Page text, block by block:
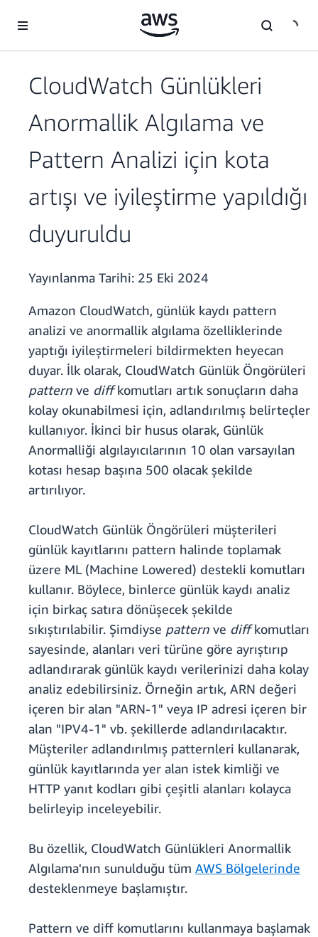
CloudWatch Günlükleri
Anormallik Algılama ve
Pattern Analizi için kota
artışı ve iyileştirme yapıldığı
duyuruldu
Yayınlanma Tarihi: 25 Eki 2024
Amazon CloudWatch, günlük kaydı pattern
analizi ve anormallik algılama özelliklerinde
yaptığı iyileştirmeleri bildirmekten heyecan
duyar. İlk olarak, CloudWatch Günlük Öngörüleri
pattern ve diffkomutları artık sonuçların daha
kolay okunabilmesi için, adlandırılmış belirteçler
kullanıyor. İkinci bir husus olarak, Günlük
Anormalliği algılayıcılarının 10 olan varsayılan
kotası hesap başına 500 olacak şekilde
artırılıyor.
CloudWatch Günlük Öngörüleri müşterileri
günlük kayıtlarını pattern halinde toplamak
üzere ML (Machine Lowered) destekli komutları
kullanır. Böylece, binlerce günlük kaydı analiz
için birkaç satıra dönüşecek şekilde
sıkıştırılabilir. Şimdiyse pattern ve diffkomutları
sayesinde, alanları veri türüne göre ayrıştırıp
adlandırarak günlük kaydı verilerinizi daha kolay
analiz edebilirsiniz. Örneğin artık, ARN değeri
içeren bir alan "ARN-1" veya IP adresi içeren bir
alan "IPV4-1" vb. şekillerde adlandırılacaktır.
Müşteriler adlandırılmış patternleri kullanarak,
günlük kayıtlarında yer alan istek kimliği ve
HTTP yanıt kodları gibi çeşitli alanları kolayca
belirleyip inceleyebilir.
Bu özellik, CloudWatch Günlükleri Anormallik
Algılama'nın sunulduğu tüm AWS Bölgelerinde
desteklenmeye başlamıştır.
Pattern ve diff komutlarını kullanmaya başlamak